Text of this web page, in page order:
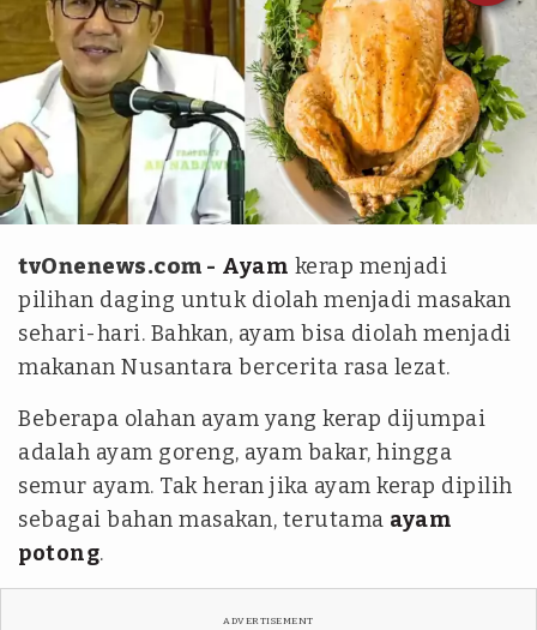
Kolase tvOnenews.com
tvOnenews.com - Ayam kerap menjadi
pilihan daging untuk diolah menjadi masakan
sehari-hari. Bahkan, ayam bisa diolah menjadi
makanan Nusantara bercerita rasa lezat.
Beberapa olahan ayam yang kerap dijumpai
adalah ayam goreng, ayam bakar, hingga
semur ayam. Tak heran jika ayam kerap dipilih
sebagai bahan masakan, terutama ayam
potong.
ADVERTISEMENT